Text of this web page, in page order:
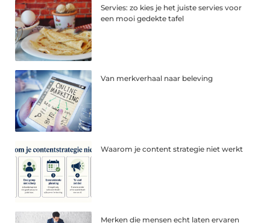
Servies: zo kies je het juiste servies voor
een mooi gedekte tafel
Van merkverhaal naar beleving
Waarom je content strategie niet werkt
Merken die mensen echt laten ervaren